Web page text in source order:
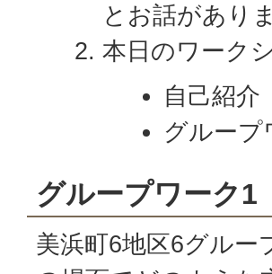
とお話があり
本日のワーク
自己紹介
グループ
グループワーク1
美浜町6地区6グルー